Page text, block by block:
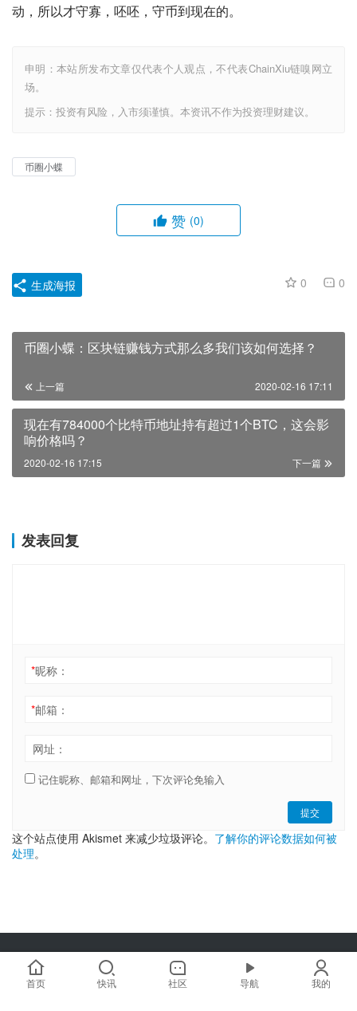
动，所以才守寡，呸呸，守币到现在的。
申明：本站所发布文章仅代表个人观点，不代表ChainXiu链嗅网立
场。
提示：投资有风险，入市须谨慎。本资讯不作为投资理财建议。
币圈小蝶
赞 (0)
0 0
生成海报
币圈小蝶：区块链赚钱方式那么多我们该如何选择？
上一篇 2020-02-16 17:11
现在有784000个比特币地址持有超过1个BTC，这会影
响价格吗？
下一篇
2020-02-16 17:15
发表回复
*昵称：
*邮箱：
网址：
记住昵称、邮箱和网址，下次评论免输入
提交
这个站点使用 Akismet 来减少垃圾评论。 了解你的评论数据如何被
处理。
Copyright © 2019-2025 链嗅网 chainxiu.com 版权所有 | 商务合作:
hi@chainxiu.com
首页
快讯 社区 导航 我的